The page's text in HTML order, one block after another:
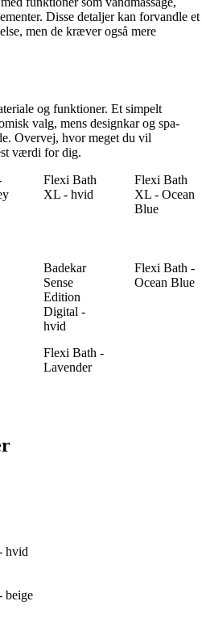
Disse detaljer kan forvandle et
men de kræver også mere
og funktioner. Et simpelt
valg, mens designkar og spa-
Overvej, hvor meget du vil
værdi for dig.
Flexi Bath
XL - hvid
Flexi Bath
XL - Ocean
Blue
Badekar
Sense
Edition
Digital -
hvid
Flexi Bath -
Ocean Blue
Flexi Bath -
Lavender
hvid
beige